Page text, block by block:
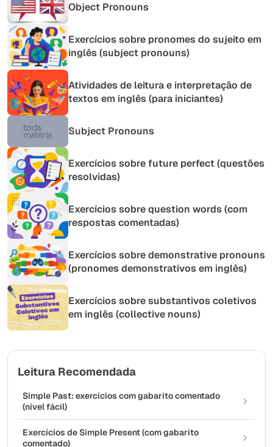
Object Pronouns
Exercícios sobre pronomes do sujeito em
inglês (subject pronouns)
Atividades de leitura e interpretação de
textos em inglês (para iniciantes)
Subject Pronouns
Exercícios sobre future perfect (questões
resolvidas)
Exercícios sobre question words (com
respostas comentadas)
Exercícios sobre demonstrative pronouns
(pronomes demonstrativos em inglês)
Exercícios sobre substantivos coletivos
em inglês (collective nouns)
Leitura Recomendada
Simple Past: exercícios com gabarito comentado
(nível fácil)
Exercícios de Simple Present (com gabarito
comentado)